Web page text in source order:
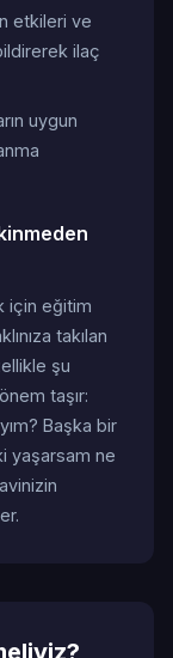
etkileri ve
ilaç
uygun
için eğitim
takılan
şu
taşır:
Başka bir
yaşarsam ne